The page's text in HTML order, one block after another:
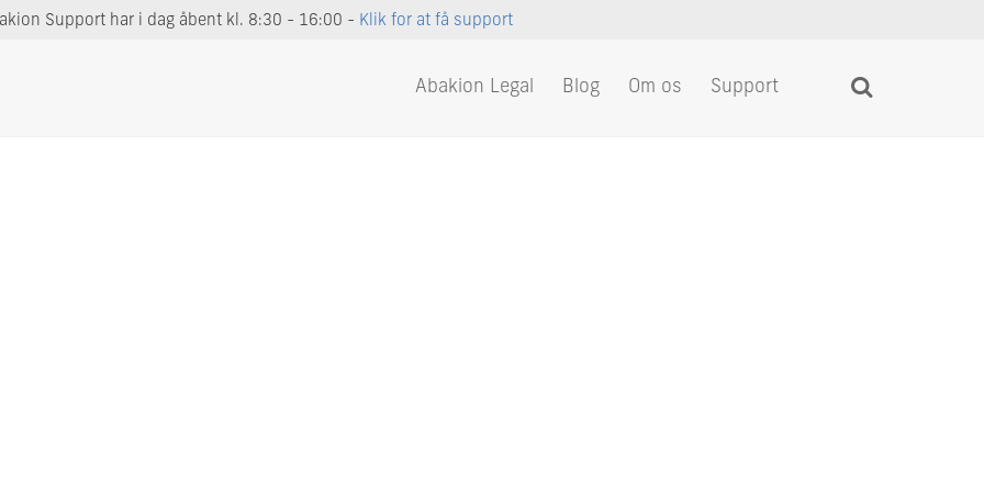
Support har i dag åbent kl. 8:30 - 16:00 - Klik for at få support
Abakion Legal Blog Om os Support